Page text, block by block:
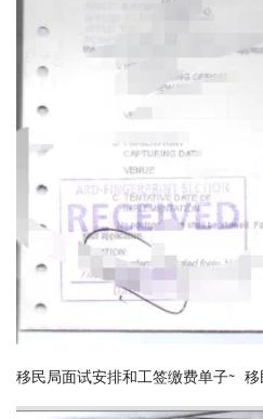
移民局面试安排和工签缴费单子~ 移